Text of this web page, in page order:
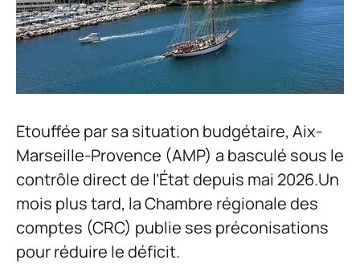
Etouffée par sa situation budgétaire, Aix-
Marseille-Provence (AMP) a basculé sous le
contrôle direct de l’État depuis mai 2026.Un
mois plus tard, la Chambre régionale des
comptes (CRC) publie ses préconisations
pour réduire le déficit.